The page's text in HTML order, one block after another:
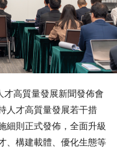
高質量發展新聞發佈會
人才高質量發展若干措
細則正式發佈，全面升級
、構建載體、優化生態等